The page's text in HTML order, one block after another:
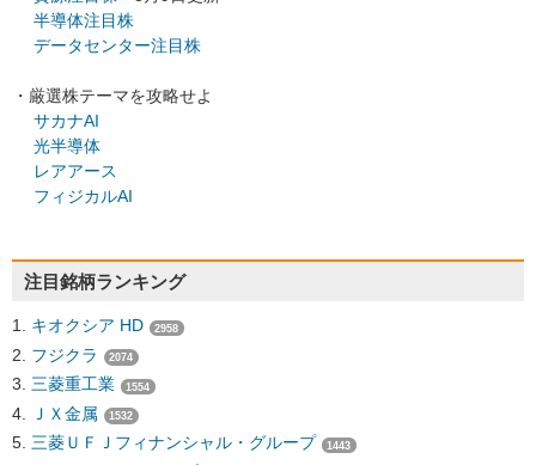
半導体注目株
データセンター注目株
・厳選株テーマを攻略せよ
サカナAI
光半導体
レアアース
フィジカルAI
注目銘柄ランキング
キオクシア HD 2958
フジクラ 2074
三菱重工業 1554
ＪＸ金属 1532
三菱ＵＦＪフィナンシャル・グループ 1443